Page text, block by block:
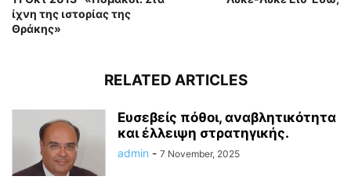
ίχνη της ιστορίας της
Θράκης»
RELATED ARTICLES
Ευσεβείς πόθοι, αναβλητικότητα
και έλλειψη στρατηγικής.
admin - 7 November, 2025